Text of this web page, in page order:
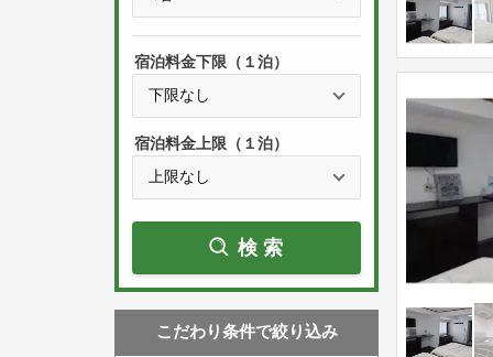
e
w
a
r
w
s
t
e
w
a
r
宿泊料金下限（１泊）
宿泊料金上限（１泊）
検索
こだわり条件で絞り込み